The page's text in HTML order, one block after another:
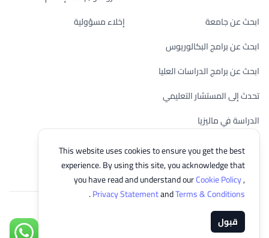
This website uses cookies to ensure you get the best
experience. By using this site, you acknowledge that
you have read and understand ourCookie Policy,
Privacy StatementandTerms & Conditions
.
قبول
ابحث عن جامعة
ابحث عن برامج البكالوريوس
ابحث عن برامج الدراسات العليا
تحدث إلى المستشار التعليمي
الدراسة في ماليزيا
تحقق من أهليتك
إخلاء مسؤولية
© 2026 EasyUni Sdn Bhd, company registration number 200801016907
(818200-P). All rights reserved.